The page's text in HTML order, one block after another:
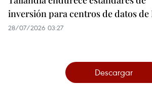
inversión para centros de datos de
28/07/2026 03:27
Descargar